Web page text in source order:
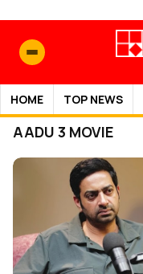
HOME TOP NEWS
AADU 3 MOVIE